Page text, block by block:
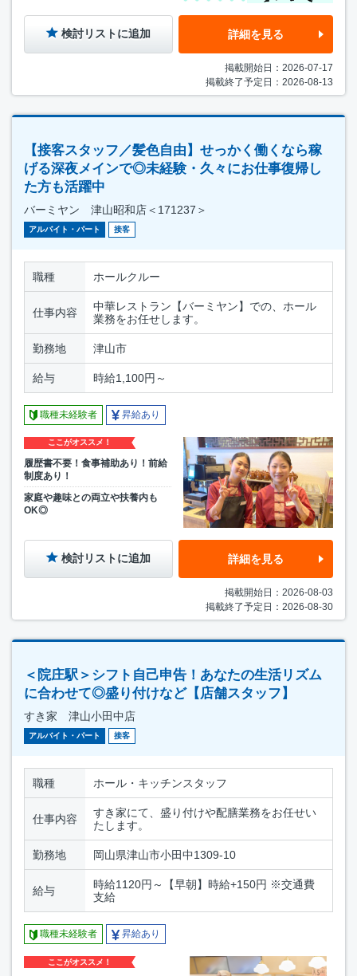
検討リストに追加 詳細を見る
掲載開始日：2026-07-17
掲載終了予定日：2026-08-13
【接客スタッフ／髪色自由】せっかく働くなら稼
げる深夜メインで◎未経験・久々にお仕事復帰し
た方も活躍中
バーミヤン 津山昭和店＜171237＞
アルバイト・パート 接客
職種 ホールクルー
仕事内容
中華レストラン【バーミヤン】での、ホール
業務をお任せします。
勤務地 津山市
給与 時給1,100円～
職種未経験者 昇給あり
ここがオススメ！
履歴書不要！食事補助あり！前給
制度あり！
家庭や趣味との両立や扶養内も
OK◎
検討リストに追加 詳細を見る
掲載開始日：2026-08-03
掲載終了予定日：2026-08-30
＜院庄駅＞シフト自己申告！あなたの生活リズム
に合わせて◎盛り付けなど【店舗スタッフ】
すき家 津山小田中店
アルバイト・パート 接客
職種 ホール・キッチンスタッフ
仕事内容
すき家にて、盛り付けや配膳業務をお任せい
たします。
勤務地 岡山県津山市小田中1309-10
給与
時給1120円～【早朝】時給+150円 ※交通費
支給
職種未経験者 昇給あり
ここがオススメ！